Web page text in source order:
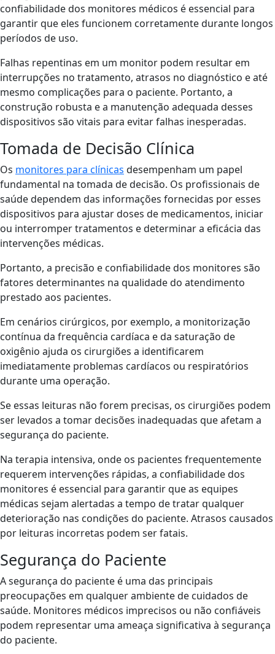
confiabilidade dos monitores médicos é essencial para
garantir que eles funcionem corretamente durante longos
períodos de uso.
Falhas repentinas em um monitor podem resultar em
interrupções no tratamento, atrasos no diagnóstico e até
mesmo complicações para o paciente. Portanto, a
construção robusta e a manutenção adequada desses
dispositivos são vitais para evitar falhas inesperadas.
Tomada de Decisão Clínica
Os monitores para clínicas desempenham um papel
fundamental na tomada de decisão. Os profissionais de
saúde dependem das informações fornecidas por esses
dispositivos para ajustar doses de medicamentos, iniciar
ou interromper tratamentos e determinar a eficácia das
intervenções médicas.
Portanto, a precisão e confiabilidade dos monitores são
fatores determinantes na qualidade do atendimento
prestado aos pacientes.
Em cenários cirúrgicos, por exemplo, a monitorização
contínua da frequência cardíaca e da saturação de
oxigênio ajuda os cirurgiões a identificarem
imediatamente problemas cardíacos ou respiratórios
durante uma operação.
Se essas leituras não forem precisas, os cirurgiões podem
ser levados a tomar decisões inadequadas que afetam a
segurança do paciente.
Na terapia intensiva, onde os pacientes frequentemente
requerem intervenções rápidas, a confiabilidade dos
monitores é essencial para garantir que as equipes
médicas sejam alertadas a tempo de tratar qualquer
deterioração nas condições do paciente. Atrasos causados
por leituras incorretas podem ser fatais.
Segurança do Paciente
A segurança do paciente é uma das principais
preocupações em qualquer ambiente de cuidados de
saúde. Monitores médicos imprecisos ou não confiáveis
podem representar uma ameaça significativa à segurança
do paciente.